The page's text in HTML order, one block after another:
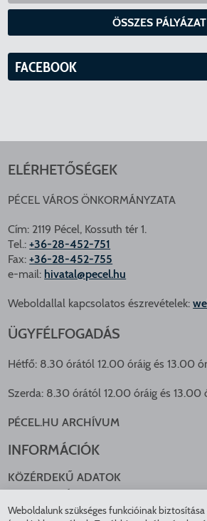
ÖSSZES PÁLYÁZAT
FACEBOOK
ELÉRHETŐSÉGEK
PÉCEL VÁROS ÖNKORMÁNYZATA
Cím: 2119 Pécel, Kossuth tér 1.
Tel.:+36-28-452-751
Fax:+36-28-452-755
e-mail: hivatal@pecel.hu
Weboldallal kapcsolatos észrevételek:
ÜGYFÉLFOGADÁS
Hétfő: 8.30 órától 12.00 óráig és 13.00
Szerda: 8.30 órától 12.00 óráig és 13.00
PÉCEL.HU ARCHÍVUM
INFORMÁCIÓK
KÖZÉRDEKŰ ADATOK
KÖZLEKEDÉS
Weboldalunk szükséges funkcióinak